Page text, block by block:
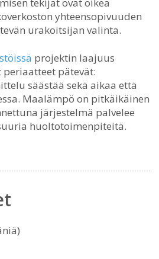
yhteensopivuuden
urakoitsijan valinta.
projektin laajuus
periaatteet pätevät:
säästää sekä aikaa että
Maalämpö on pitkäikäinen
järjestelmä palvelee
huoltotoimenpiteitä.